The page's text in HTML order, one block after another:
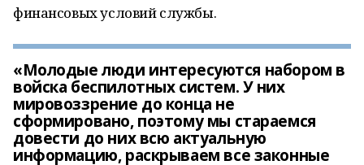
финансовых условий службы.
«Молодые люди интересуются набором в
войска беспилотных систем. У них
мировоззрение до конца не
сформировано, поэтому мы стараемся
довести до них всю актуальную
информацию, раскрываем все законные